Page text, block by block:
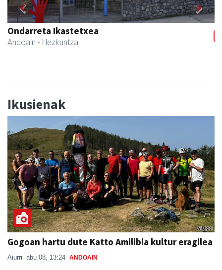
Amabi haur eta gazte jantziak
Andoain - Arropa-dendak
Previous Next
Ikusienak
Gogoan hartu dute Katto Amilibia kultur eragilea
Aiurri abu 08, 13:24 ANDOAIN